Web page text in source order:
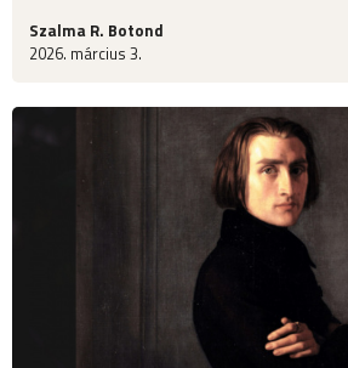
Szalma R. Botond
2026. március 3.